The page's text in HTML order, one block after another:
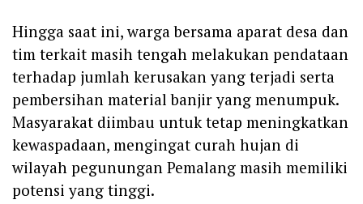
Hingga saat ini, warga bersama aparat desa dan
tim terkait masih tengah melakukan pendataan
terhadap jumlah kerusakan yang terjadi serta
pembersihan material banjir yang menumpuk.
Masyarakat diimbau untuk tetap meningkatkan
kewaspadaan, mengingat curah hujan di
wilayah pegunungan Pemalang masih memiliki
potensi yang tinggi.